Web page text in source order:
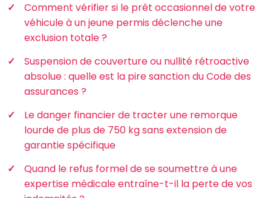
Comment vérifier si le prêt occasionnel de votre
véhicule à un jeune permis déclenche une
exclusion totale ?
Suspension de couverture ou nullité rétroactive
absolue : quelle est la pire sanction du Code des
assurances ?
Le danger financier de tracter une remorque
lourde de plus de 750 kg sans extension de
garantie spécifique
Quand le refus formel de se soumettre à une
expertise médicale entraîne-t-il la perte de vos